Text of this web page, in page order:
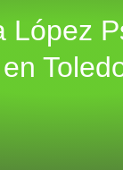
López
en